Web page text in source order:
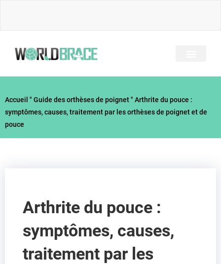
Accueil " Guide des orthèses de poignet" Arthrite du pouce :
symptômes, causes, traitement par les orthèses de poignet et de
pouce
Arthrite du pouce :
symptômes, causes,
traitement par les